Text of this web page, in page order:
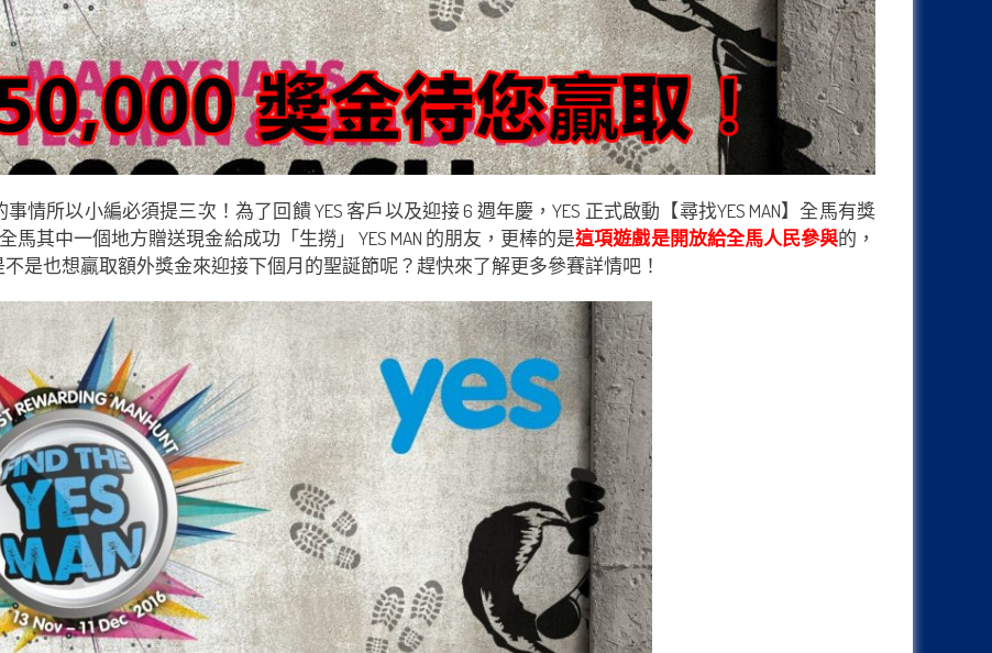
情所以小編必須提三次！為了回饋 YES 客戶以及迎接 6 週年慶，YES 正式啟動【尋找YES MAN】全馬有獎
馬其中一個地方贈送現金給成功「生撈」 YES MAN 的朋友，更棒的是這項遊戲是開放給全馬人民參與的，
是也想贏取額外獎金來迎接下個月的聖誕節呢？趕快來了解更多參賽詳情吧！